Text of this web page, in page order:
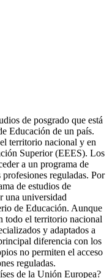
de posgrado que está
Educación de un país.
territorio nacional y en
Superior (EEES). Los
a un programa de
reguladas. Por
de estudios de
una universidad
de Educación. Aunque
todo el territorio nacional
y adaptados a
diferencia con los
no permiten el acceso
reguladas.
de la Unión Europea?